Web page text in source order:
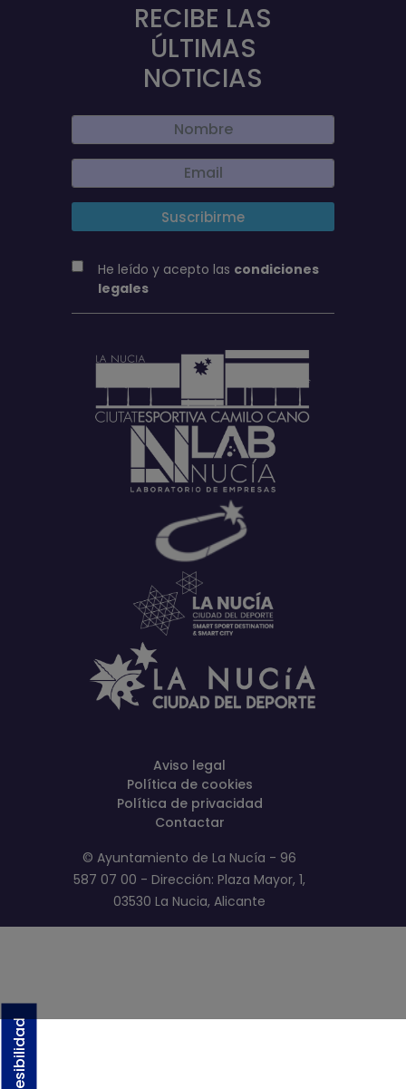
RECIBE LAS
ÚLTIMAS
NOTICIAS
He leído y acepto las condiciones
legales
Aviso legal
Política de cookies
Política de privacidad
Contactar
© Ayuntamiento de La Nucía - 96
587 07 00 - Dirección: Plaza Mayor, 1,
03530 La Nucia, Alicante